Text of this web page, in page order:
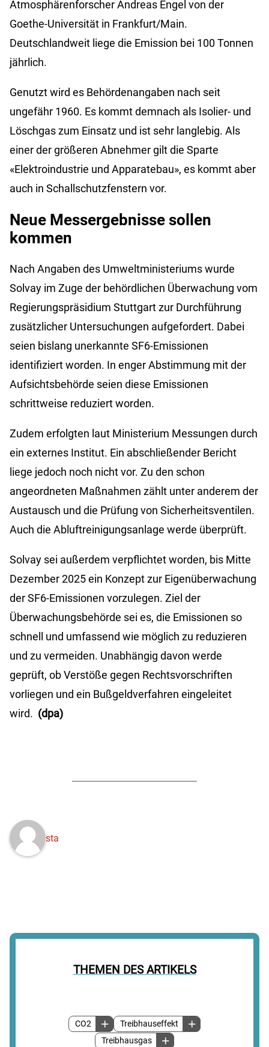
THEMEN DES ARTIKELS
CO2
Treibhauseffekt
Treibhausgas
Atmosphärenforscher Andreas Engel von der
Goethe-Universität in Frankfurt/Main.
Deutschlandweit liege die Emission bei 100 Tonnen
jährlich.
Genutzt wird es Behördenangaben nach seit
ungefähr 1960. Es kommt demnach als Isolier- und
Löschgas zum Einsatz und ist sehr langlebig. Als
einer der größeren Abnehmer gilt die Sparte
«Elektroindustrie und Apparatebau», es kommt aber
auch in Schallschutzfenstern vor.
Neue Messergebnisse sollen
kommen
Nach Angaben des Umweltministeriums wurde
Solvay im Zuge der behördlichen Überwachung vom
Regierungspräsidium Stuttgart zur Durchführung
zusätzlicher Untersuchungen aufgefordert. Dabei
seien bislang unerkannte SF6-Emissionen
identifiziert worden. In enger Abstimmung mit der
Aufsichtsbehörde seien diese Emissionen
schrittweise reduziert worden.
Zudem erfolgten laut Ministerium Messungen durch
ein externes Institut. Ein abschließender Bericht
liege jedoch noch nicht vor. Zu den schon
angeordneten Maßnahmen zählt unter anderem der
Austausch und die Prüfung von Sicherheitsventilen.
Auch die Abluftreinigungsanlage werde überprüft.
Solvay sei außerdem verpflichtet worden, bis Mitte
Dezember 2025 ein Konzept zur Eigenüberwachung
der SF6-Emissionen vorzulegen. Ziel der
Überwachungsbehörde sei es, die Emissionen so
schnell und umfassend wie möglich zu reduzieren
und zu vermeiden. Unabhängig davon werde
geprüft, ob Verstöße gegen Rechtsvorschriften
vorliegen und ein Bußgeldverfahren eingeleitet
wird. (dpa)
sta